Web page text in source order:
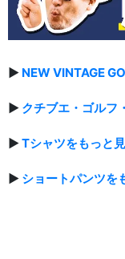
▶ NEW VINTAGE
▶ クチブエ・ゴルフ
▶Tシャツをもっと
▶ ショートパンツを